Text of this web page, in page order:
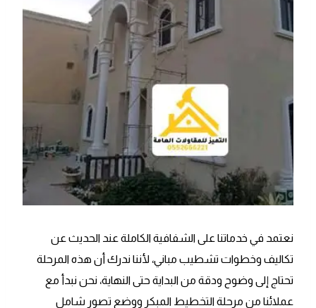
نعتمد في خدماتنا على الشفافية الكاملة عند الحديث عن
تكاليف وخطوات تشطيب مباني، لأننا ندرك أن هذه المرحلة
تحتاج إلى وضوح ودقة من البداية حتى النهاية، نحن نبدأ مع
عملائنا من مرحلة التخطيط المبكر ووضع تصور شامل